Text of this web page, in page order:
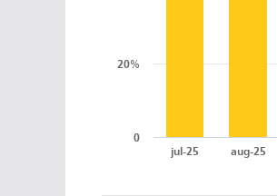
jul-25 aug-25
0
20%